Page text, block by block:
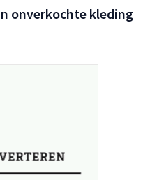
onverkochte kleding